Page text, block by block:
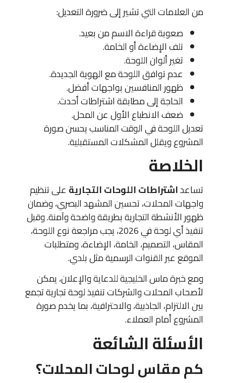
من العلامات التي تشير إلى ضرورة التعديل:
صعوبة قراءة الاسم من بعيد.
تلف الإضاءة أو الخامة.
تغير ألوان اللوحة.
عدم توافق اللوحة مع الهوية الجديدة.
ظهور المنافسين بواجهات أفضل.
الحاجة إلى مطابقة اشتراطات أحدث.
ضعف الانطباع الأول عن المحل.
تعديل اللوحة في الوقت المناسب يحسن صورة
المشروع ويقلل المشكلات المستقبلية.
الخلاصة
تساعداشتراطات اللوحات التجارية على تنظيم
واجهات المحلات، تحسين المشهد البصري، وضمان
ظهور الأنشطة التجارية بطريقة واضحة وآمنة. وقبل
تنفيذ أي لوحة في 2026، يجب مراجعة نوع اللوحة،
المقاس، التصميم، الخامة، الإضاءة، ومتطلبات
الموقع عبر القنوات الرسمية مثل بلدي.
ومع خبرة ماس الخليجية للدعاية والإعلان، يمكن
لأصحاب المحلات والشركات تنفيذ لوحة تجارية تجمع
بين الالتزام، الجاذبية، والاحترافية، بما يخدم صورة
المشروع أمام العملاء.
الأسئلة الشائعة
كم مقاس لوحات المحلات؟